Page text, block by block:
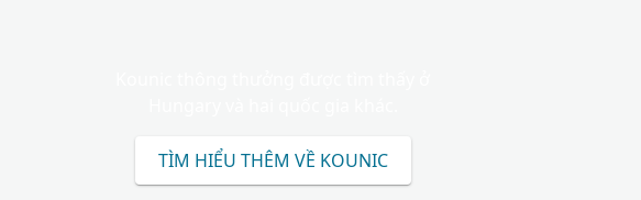
TÌM HIỂU THÊM VỀ KOUNIC